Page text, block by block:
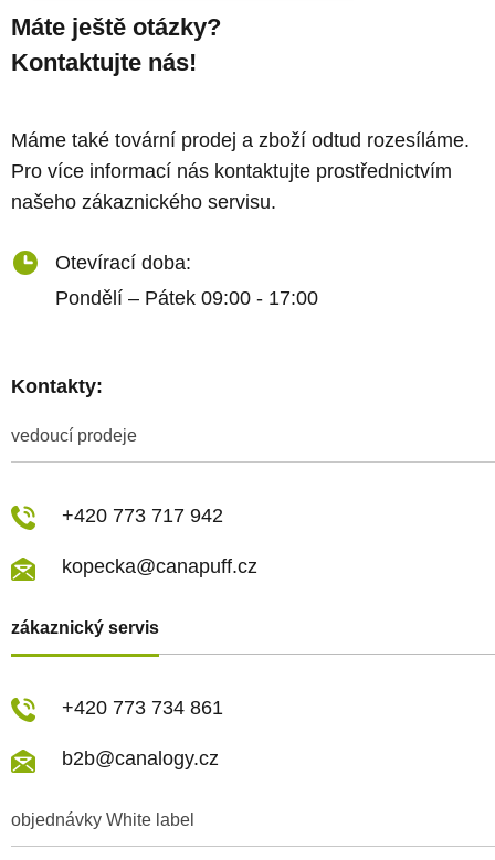
Máte ještě otázky?
Kontaktujte nás!
Máme také tovární prodej a zboží odtud rozesíláme.
Pro více informací nás kontaktujte prostřednictvím
našeho zákaznického servisu.
Otevírací doba:
Pondělí – Pátek 09:00 - 17:00
Kontakty:
zákaznický servis
vedoucí prodeje
objednávky White label
+420 773 717 942
kopecka@canapuff.cz
+420 773 734 861
b2b@canalogy.cz